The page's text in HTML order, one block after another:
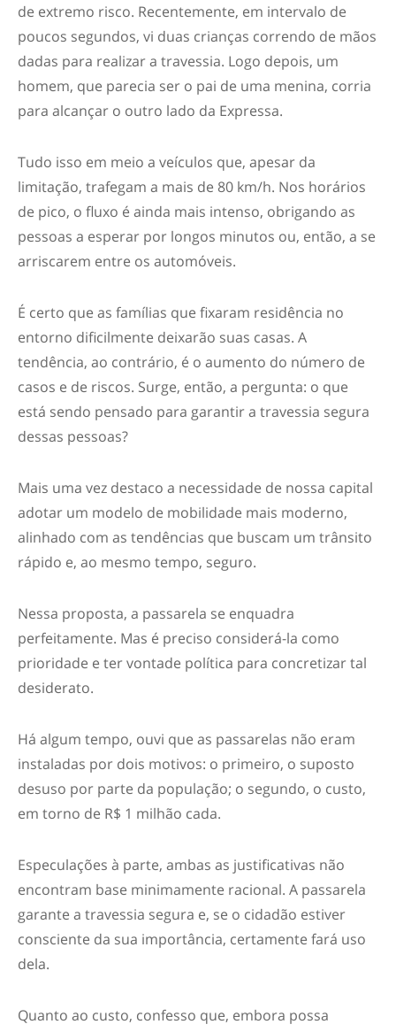
de extremo risco. Recentemente, em intervalo de
poucos segundos, vi duas crianças correndo de mãos
dadas para realizar a travessia. Logo depois, um
homem, que parecia ser o pai de uma menina, corria
para alcançar o outro lado da Expressa.
Tudo isso em meio a veículos que, apesar da
limitação, trafegam a mais de 80 km/h. Nos horários
de pico, o fluxo é ainda mais intenso, obrigando as
pessoas a esperar por longos minutos ou, então, a se
arriscarem entre os automóveis.
É certo que as famílias que fixaram residência no
entorno dificilmente deixarão suas casas. A
tendência, ao contrário, é o aumento do número de
casos e de riscos. Surge, então, a pergunta: o que
está sendo pensado para garantir a travessia segura
dessas pessoas?
Mais uma vez destaco a necessidade de nossa capital
adotar um modelo de mobilidade mais moderno,
alinhado com as tendências que buscam um trânsito
rápido e, ao mesmo tempo, seguro.
Nessa proposta, a passarela se enquadra
perfeitamente. Mas é preciso considerá-la como
prioridade e ter vontade política para concretizar tal
desiderato.
Há algum tempo, ouvi que as passarelas não eram
instaladas por dois motivos: o primeiro, o suposto
desuso por parte da população; o segundo, o custo,
em torno de R$ 1 milhão cada.
Especulações à parte, ambas as justificativas não
encontram base minimamente racional. A passarela
garante a travessia segura e, se o cidadão estiver
consciente da sua importância, certamente fará uso
dela.
Quanto ao custo, confesso que, embora possa